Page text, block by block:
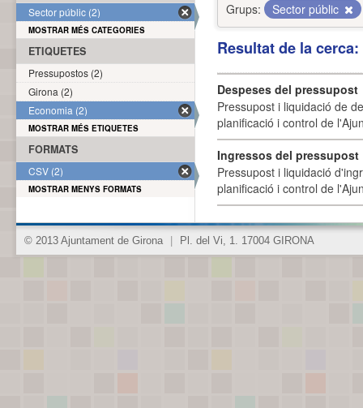
Grups:
Sector públic
Resultat de la
Despeses del pressupost
Pressupost i liquidació de
planificació i control de
Ingressos del pressupost
Pressupost i liquidació
planificació i control de
Sector públic (2)
MOSTRAR MÉS CATEGORIES
ETIQUETES
Pressupostos (2)
Girona (2)
Economia (2)
MOSTRAR MÉS ETIQUETES
FORMATS
CSV (2)
MOSTRAR MENYS FORMATS
© 2013 Ajuntament de Girona Pl. del Vi, 1. 17004 GIRONA